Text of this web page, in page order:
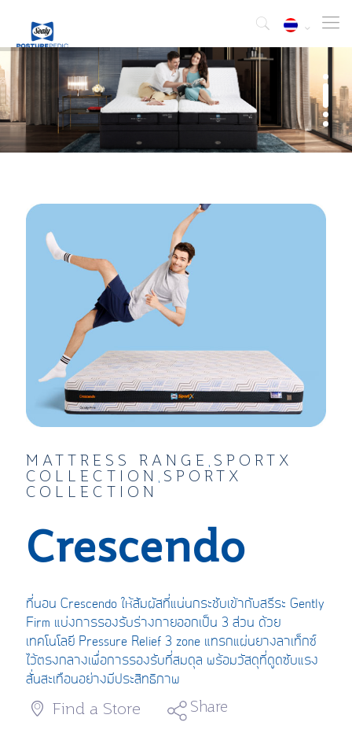
MATTRESS RANGE
SPORTX
COLLECTION
SPORTX
COLLECTION
Crescendo
ที่นอน Crescendo ให้สัมผัสที่แน่นกระชับเข้ากับสรีระ Gently
Firm แบ่งการรองรับร่างกายออกเป็น 3 ส่วน ด้วย
เทคโนโลยี Pressure Relief 3 zone แทรกแผ่นยางลาเท็กซ์
ไว้ตรงกลางเพื่อการรองรับที่สมดุล พร้อมวัสดุที่ดูดซับแรง
สั่นสะเทือนอย่างมีประสิทธิภาพ
Find a Store Share